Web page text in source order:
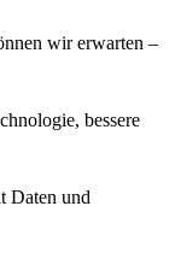
wir erwarten –
bessere
Daten und